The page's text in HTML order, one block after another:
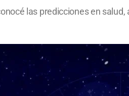
las predicciones en